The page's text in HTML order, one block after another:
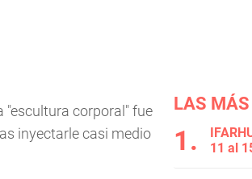
"escultura corporal" fue
inyectarle casi medio
LAS
11 al